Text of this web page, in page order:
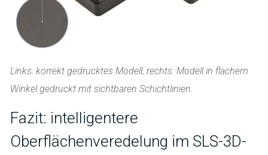
Links: korrekt gedrucktes Modell, rechts: Modell in flachem
Winkel gedruckt mit sichtbaren Schichtlinien.
Fazit: intelligentere
Oberflächenveredelung im SLS-3D-